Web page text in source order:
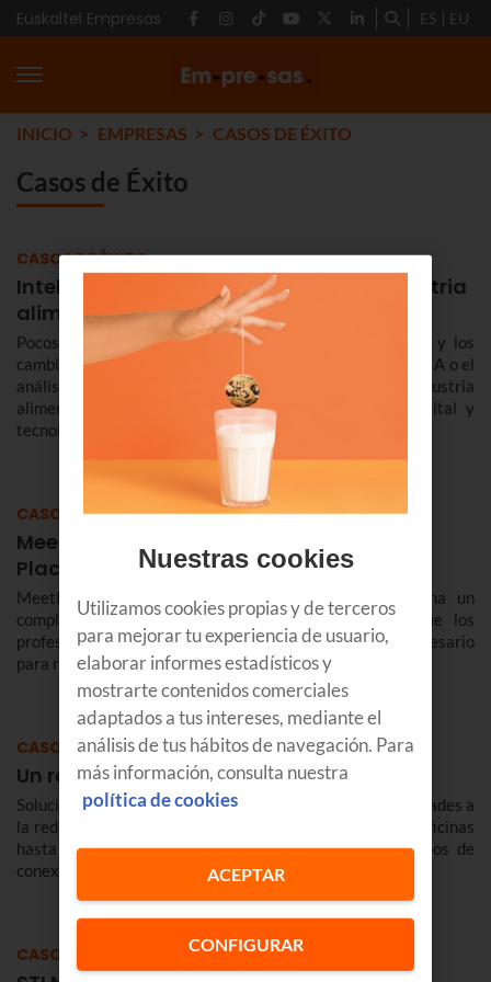
Euskaltel Empresas ES EU
INICIO EMPRESAS CASOS DE ÉXITO
Casos de Éxito
CASOS DE ÉXITO
Inteligencia Artificial aplicada a la industria
alimentaria
Pocos sectores y ámbitos se quedan fuera del empuje y los
cambios derivados de la irrupción de tecnologías como la IA o el
análisis del dato. Y un sector tan esencial como la industria
alimentaria no puede ser ajena a esta revolución digital y
tecnológica.
CASOS DE ÉXITO
MeetPointConnect, el éxito de un Market
Place digital para el transporte
MeetPointConnect y Euskaltel han puesto en marcha un
completo Marketplace íntegramente digital en el que los
profesionales del transporte podrán encontrar todo lo necesario
para realizar su actividad.
CASOS DE ÉXITO
Un reto tecnológico a medida
Solución tecnológica global que aporta nuevas funcionalidades a
la red de ABANCA, desde la conectividad entre nubes y oficinas
hasta un sistema de alta seguridad en todos los puntos de
conexión.
CASOS DE ÉXITO
Nuestras cookies
Utilizamos cookies propias y de terceros
para mejorar tu experiencia de usuario,
elaborar informes estadísticos y
mostrarte contenidos comerciales
adaptados a tus intereses, mediante el
análisis de tus hábitos de navegación. Para
más información, consulta nuestra
política de cookies
CONFIGURAR
ACEPTAR